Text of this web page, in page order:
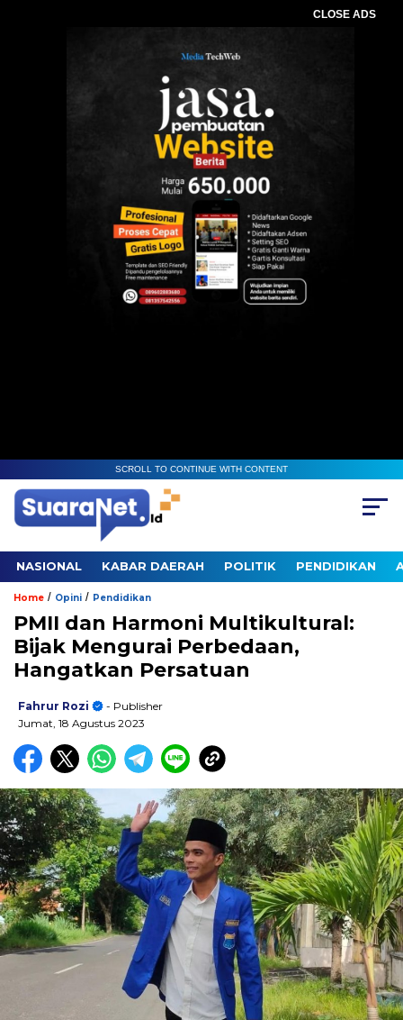
CLOSE ADS
SCROLL TO CONTINUE WITH CONTENT
NASIONAL KABAR DAERAH POLITIK PENDIDIKAN
Home / Opini / Pendidikan
PMII dan Harmoni Multikultural:
Bijak Mengurai Perbedaan,
Hangatkan Persatuan
Fahrur Rozi
- Publisher
Jumat, 18 Agustus 2023